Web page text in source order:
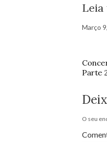
Leia
Março
Parte
O seu